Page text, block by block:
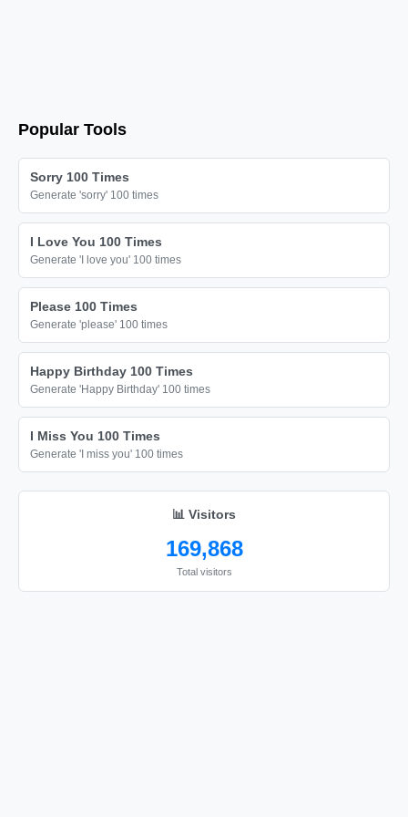
ハローキティ
ハローキティ
ハローキティ
ハローキティ
ハローキティ
ハローキティ
ハローキティ
ハローキティ
ハローキティ
ハローキティ
ハローキティ
ハローキティ
ハローキティ
Popular Tools
Sorry 100 Times
Generate 'sorry' 100 times
I Love You 100 Times
Generate 'I love you' 100 times
Please 100 Times
Generate 'please' 100 times
Happy Birthday 100 Times
Generate 'Happy Birthday' 100 times
I Miss You 100 Times
Generate 'I miss you' 100 times
📊 Visitors
169,868
Total visitors